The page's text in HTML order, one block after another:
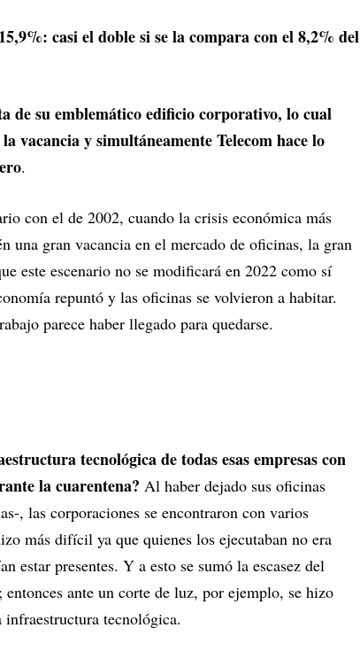
casi el doble si se la compara con el 8,2% del
de su emblemático edificio corporativo, lo cual
vacancia y simultáneamente Telecom hace lo
.
con el de 2002, cuando la crisis económica más
una gran vacancia en el mercado de oficinas, la gran
este escenario no se modificará en 2022 como sí
repuntó y las oficinas se volvieron a habitar.
parece haber llegado para quedarse.
tecnológica de todas esas empresas con
la cuarentena? Al haber dejado sus oficinas
, las corporaciones se encontraron con varios
más difícil ya que quienes los ejecutaban no era
estar presentes. Y a esto se sumó la escasez del
ante un corte de luz, por ejemplo, se hizo
tecnológica.